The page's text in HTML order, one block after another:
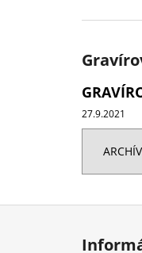
27.9.2021
ARCHÍV
Z